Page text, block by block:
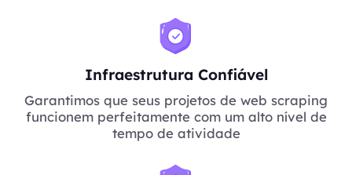
Infraestrutura Confiável
Garantimos que seus projetos de web scraping
funcionem perfeitamente com um alto nível de
tempo de atividade